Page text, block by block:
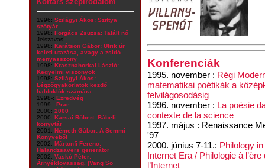
1996: Szilágyi Ákos: Szittya
szótyár
1998: Forgács Zsuzsa: Talált nő
Jelszavas!
1998: Karátson Gábor: Ulrik úr
keleti utazása, avagy a zsidó
menyasszony
1998: Krasznahorkai László:
Kegyelmi viszonyok
1998: Szilágyi Ákos:
Légzőgyakorlatok kezdő
haldoklók számára
1998-: Ezredvég
1999-: Prae
2000: 2000
2000: Karsai Róbert: Bábeli
könyvtár
2001: Németh Gábor: A Semmi
Könyvéből
2002: Mártonfi Ferenc:
Halandzsavers generátor
2002: Vaskó Péter:
Árnyéklovasság. (Vang So
Konferenciák
1995. november : Régi
matematikai poétikák a
felvilágosodásig
1996. november : La poèsie
contexte de la science
1997. május : Renaissance
'97
2000. június 7-11.: Philology
Internet Era / Philologie à l’ère
l’Internet